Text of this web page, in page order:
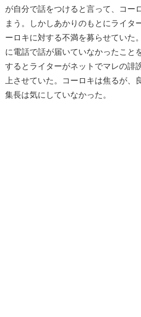
が自分で話をつけると言って、コー
まう。しかしあかりのもとにライタ
ーロキに対する不満を募らせていた
に電話で話が届いていなかったこと
するとライターがネットでマレの誹
上させていた。コーロキは焦るが、
集長は気にしていなかった。